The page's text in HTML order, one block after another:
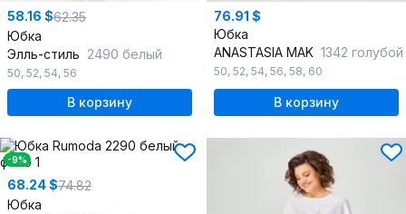
58.16 $62.35
Юбка
Элль-стиль 2490 белый
50, 52, 54, 56
В корзину
76.91 $
Юбка
ANASTASIA MAK 1342 голубой
50, 52, 54, 56, 58, 60
В корзину
-9%
68.24 $74.82
Юбка